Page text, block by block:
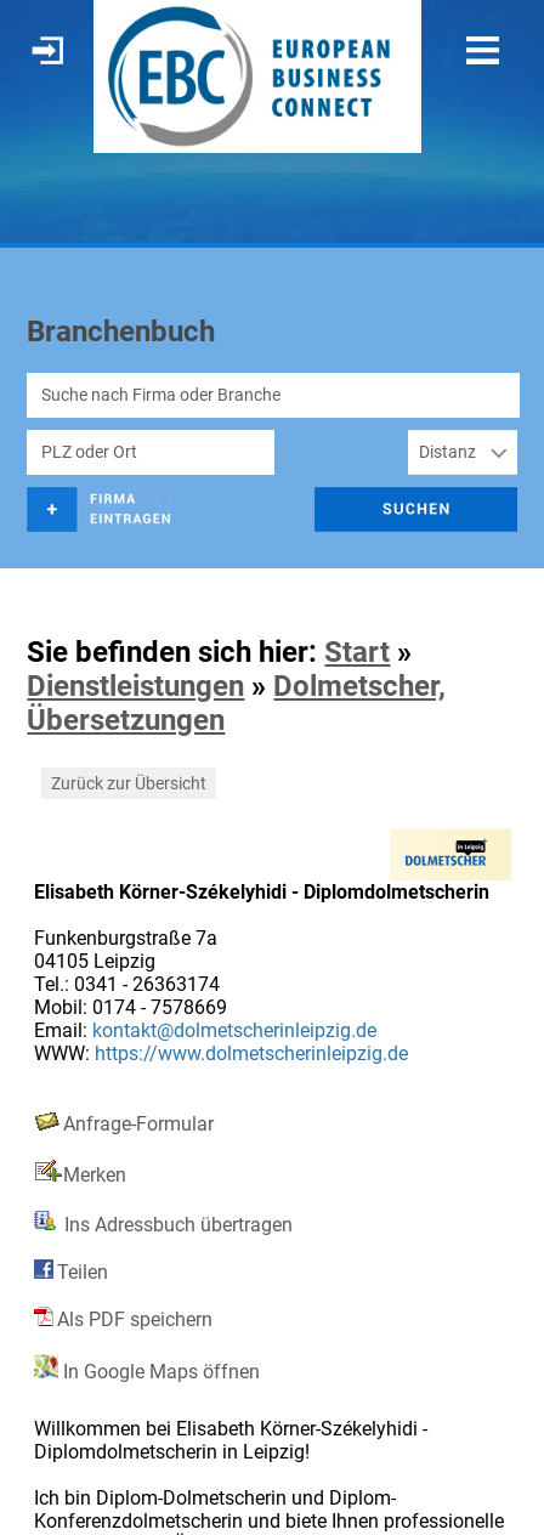
Branchenbuch
Sie befinden sich hier: Start »
Dienstleistungen » Dolmetscher,
Übersetzungen
Zurück zur Übersicht
Elisabeth Körner-Székelyhidi - Diplomdolmetscherin
Funkenburgstraße 7a
04105 Leipzig
Tel.: 0341 - 26363174
Mobil: 0174 - 7578669
Email: kontakt@dolmetscherinleipzig.de
WWW: https://www.dolmetscherinleipzig.de
Anfrage-Formular
Merken
Ins Adressbuch übertragen
Teilen
Als PDF speichern
In Google Maps öffnen
Willkommen bei Elisabeth Körner-Székelyhidi -
Diplomdolmetscherin in Leipzig!
Ich bin Diplom-Dolmetscherin und Diplom-
Konferenzdolmetscherin und biete Ihnen professionelle